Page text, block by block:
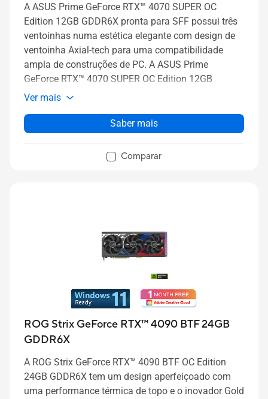
A ASUS Prime GeForce RTX™ 4070 SUPER OC
Edition 12GB GDDR6X pronta para SFF possui três
ventoinhas numa estética elegante com design de
ventoinha Axial-tech para uma compatibilidade
ampla de construções de PC. A ASUS Prime
GeForce RTX™ 4070 SUPER OC Edition 12GB
GDDR6X preparada para SFF possui três
de ventoinha Axial-tech.
Ver mais
Saber mais
Comparar
ROG Strix GeForce RTX™ 4090 BTF 24GB
GDDR6X
A ROG Strix GeForce RTX™ 4090 BTF OC Edition
24GB GDDR6X tem um design aperfeiçoado com
uma performance térmica de topo e o inovador Gold